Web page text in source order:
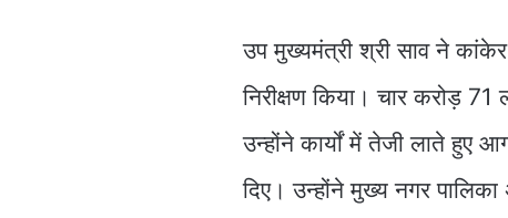
उप मुख्यमंत्री श्री साव ने कांकेर
निरीक्षण किया। चार करोड़
उन्होंने कार्यों में तेजी लाते हुए
दिए। उन्होंने मुख्य नगर